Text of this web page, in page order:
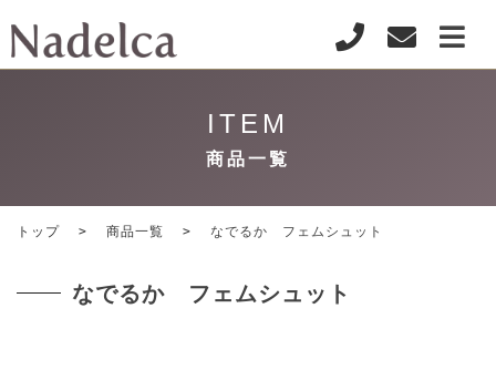
ITEM
商品一覧
トップ 商品一覧 なでるか フェムシュット
なでるか フェムシュット